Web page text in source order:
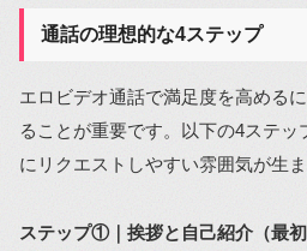
通話の理想的な4ステップ
エロビデオ通話で満足度を高める
ることが重要です。以下の4ステ
にリクエストしやすい雰囲気が生ま
ステップ①｜挨拶と自己紹介（最初